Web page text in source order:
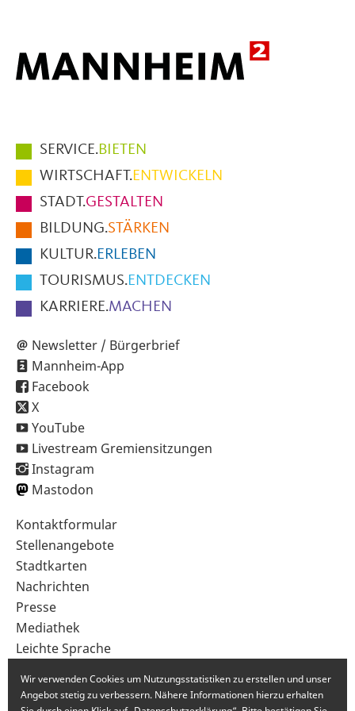
Hauptmenüpunkte
im
Fußbereich
der
Seite
SERVICE.BIETEN
WIRTSCHAFT.ENTWICKELN
STADT.GESTALTEN
BILDUNG.STÄRKEN
KULTUR.ERLEBEN
TOURISMUS.ENTDECKEN
KARRIERE.MACHEN
Newsletter / Bürgerbrief
Mannheim-App
Facebook
X
YouTube
Livestream Gremiensitzungen
Instagram
Mastodon
Sekundärnavigation
im
Fußbereich
Kontaktformular
Stellenangebote
Stadtkarten
Nachrichten
Presse
Mediathek
Leichte Sprache
Wir verwenden Cookies um Nutzungsstatistiken zu erstellen und unser
Angebot stetig zu verbessern. Nähere Informationen hierzu erhalten